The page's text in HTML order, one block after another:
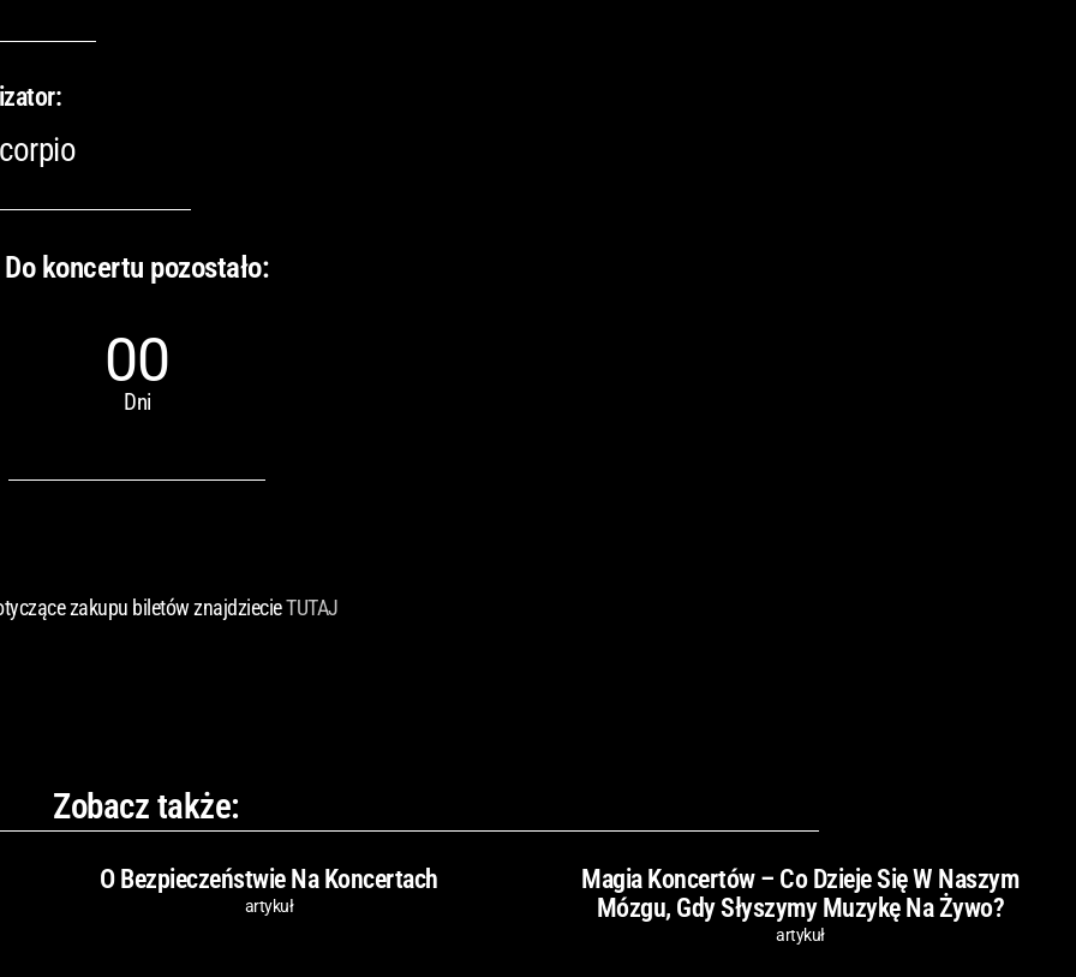
Do koncertu pozostało:
00
Dni
zakupu biletów znajdziecieTUTAJ
Zobacz także:
O Bezpieczeństwie Na Koncertach
artykuł
Magia Koncertów – Co Dzieje Się W Naszym
Mózgu, Gdy Słyszymy Muzykę Na Żywo?
artykuł